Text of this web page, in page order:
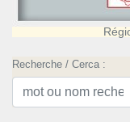
Recherche / Cerca :